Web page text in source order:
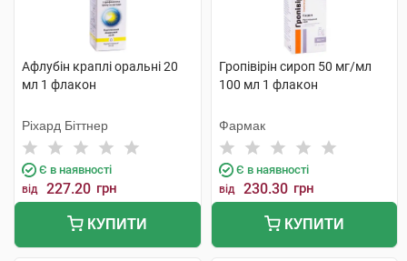
Афлубін краплі оральні 20
мл 1 флакон
Ріхард Біттнер
Є в наявності
від 227.20 грн
КУПИТИ
Гропівірін сироп 50 мг/мл
100 мл 1 флакон
Фармак
Є в наявності
від 230.30 грн
КУПИТИ